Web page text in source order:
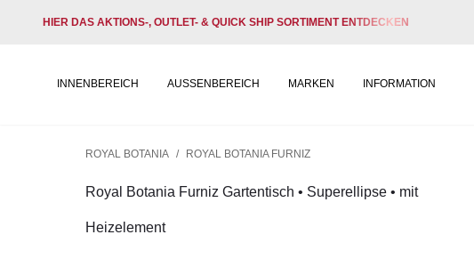
HIER DAS AKTIONS-, OUTLET- & QUICK SHIP SORTIMENT ENTDECKEN
INNENBEREICH AUSSENBEREICH MARKEN INFORMATION
ROYAL BOTANIA / ROYAL BOTANIA FURNIZ
Royal Botania Furniz Gartentisch • Superellipse • mit
Heizelement